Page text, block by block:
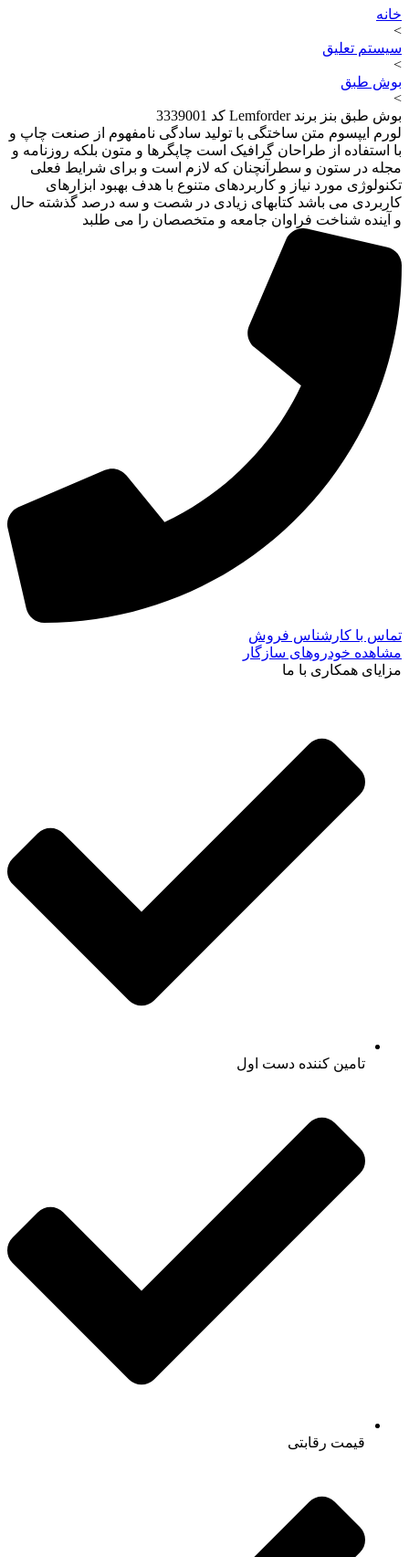
خانه
>
سیستم تعلیق
>
بوش طبق
>
بوش طبق بنز برند Lemforder کد 3339001
لورم ایپسوم متن ساختگی با تولید سادگی نامفهوم از صنعت چاپ و
با استفاده از طراحان گرافیک است چاپگرها و متون بلکه روزنامه و
مجله در ستون و سطرآنچنان که لازم است و برای شرایط فعلی
تکنولوژی مورد نیاز و کاربردهای متنوع با هدف بهبود ابزارهای
کاربردی می باشد کتابهای زیادی در شصت و سه درصد گذشته حال
و آینده شناخت فراوان جامعه و متخصصان را می طلبد
تماس با کارشناس فروش
مشاهده خودروهای سازگار
مزایای همکاری با ما
تامین کننده دست اول
قیمت رقابتی